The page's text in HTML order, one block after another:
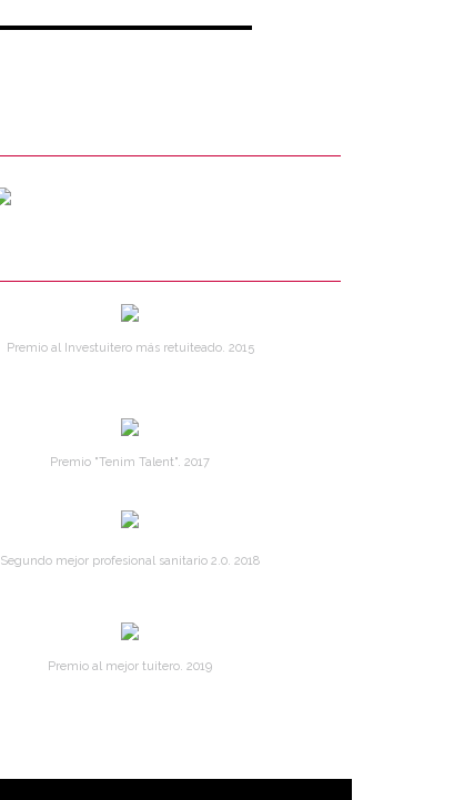
Premio al Investuitero más retuiteado. 2015
Premio "Tenim Talent". 2017
Segundo mejor profesional sanitario 2.0. 2018
Premio al mejor tuitero. 2019